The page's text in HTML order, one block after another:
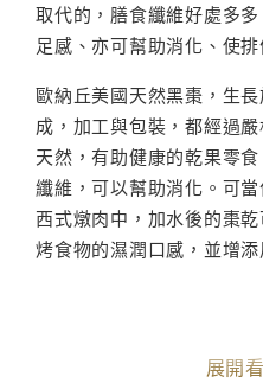
取代的，膳食纖維好處多
足感、亦可幫助消化、使排
歐納丘美國天然黑棗，生
成，加工與包裝，都經過
天然，有助健康的乾果零
纖維，可以幫助消化。可
西式燉肉中，加水後的棗
烤食物的濕潤口感，並增添
展開